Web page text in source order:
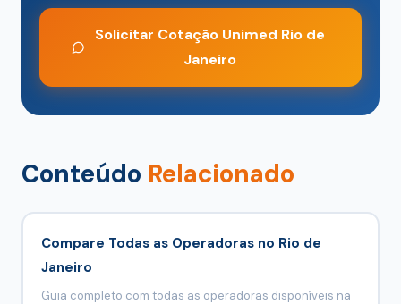
Solicitar Cotação Unimed Rio de
Janeiro
Conteúdo Relacionado
Compare Todas as Operadoras no Rio de
Janeiro
Guia completo com todas as operadoras disponíveis na